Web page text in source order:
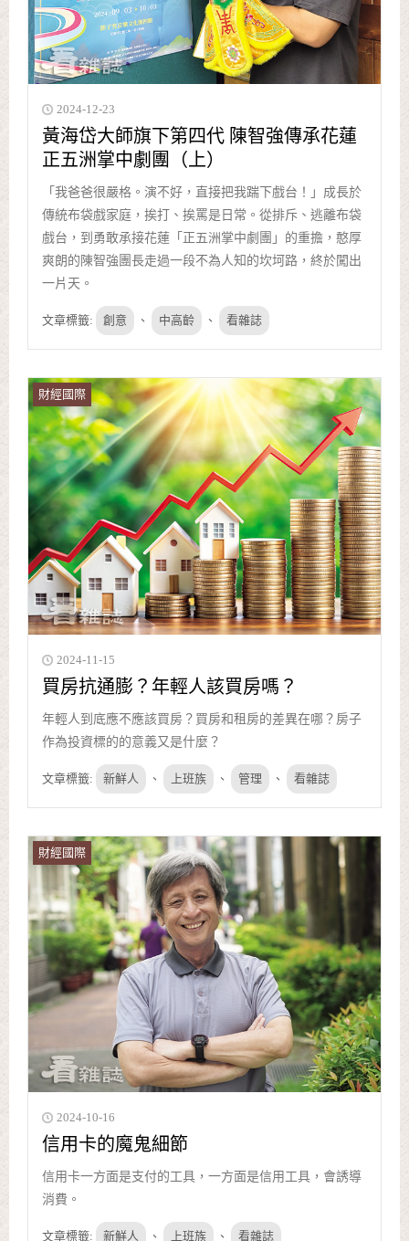
2024-12-23
黃海岱大師旗下第四代 陳智強傳承花蓮
正五洲掌中劇團（上）
「我爸爸很嚴格。演不好，直接把我踹下戲台！」成長於
傳統布袋戲家庭，挨打、挨罵是日常。從排斥、逃離布袋
戲台，到勇敢承接花蓮「正五洲掌中劇團」的重擔，憨厚
爽朗的陳智強團長走過一段不為人知的坎坷路，終於闖出
一片天。
文章標籤: 創意 、 中高齡 、 看雜誌
財經國際
2024-11-15
買房抗通膨？年輕人該買房嗎？
年輕人到底應不應該買房？買房和租房的差異在哪？房子
作為投資標的的意義又是什麼？
文章標籤: 新鮮人 、 上班族 、 管理 、 看雜誌
財經國際
2024-10-16
信用卡的魔鬼細節
信用卡一方面是支付的工具，一方面是信用工具，會誘導
消費。
文章標籤: 新鮮人 、 上班族 、 看雜誌